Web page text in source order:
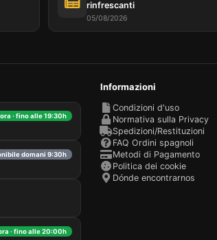
rinfrescanti
05/08/2026
· fino alle 19:30h
domani 9:30h
· fino alle 20:00h
Informazioni
Condizioni d'uso
Normativa sulla Privacy
Spedizioni/Restituzioni
FAQ Ordini spagnoli
Metodi di Pagamento
Politica dei cookie
Dónde encontrarnos